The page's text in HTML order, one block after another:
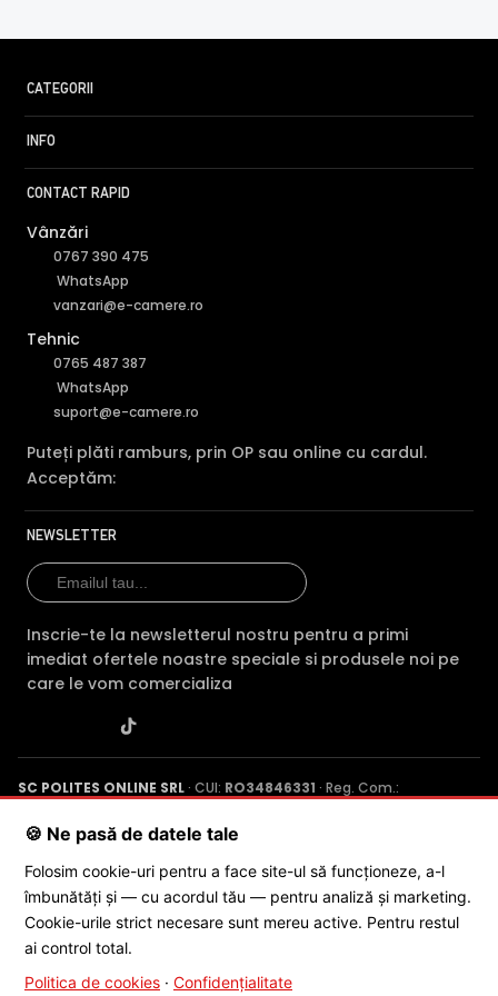
TEHNOLOGIA STARLIGHT
Camera HIKVISION DS-2CD2086G2H-I(2.8MM)(EF) este
dotata cu un senzor de imagine de ultima generatie:
SONY STARVIS, ce ii ofera camerei o sensibilitate extrem
de scazuta cu ajutorul careia camera poate oferi imagini
color in conditii de iluminare extrem de scazute.
In plus, si pe timpul zilei, in conditii de iluminare optime,
camerele din seria Dahua Starlight, ofera imagini de o
calitate exceptionala, cu o foarte mare gama de nuate.
2CD2086G2H-I(2.8MM)(EF), functie standard pentru
gama Starlight, ofera detalii chiar si in zone in care exista
contraste puternice de lumina.
SONY
LENTILA FIXA
Camera HIKVISION DS-2CD2086G2H-I(2.8MM)(EF)
reglat in momentul instalarii acesteia, fiind pretabila in
supravegherea generala a zonelor. Distanta focala este
de 2.8 mm, oferind un unghi orizontal de 105.1°.
CATEGORII
INFO
CONTACT RAPID
Vânzări
0767 390 475
WhatsApp
vanzari@e-camere.ro
Tehnic
0765 487 387
WhatsApp
suport@e-camere.ro
Puteți plăti ramburs, prin OP sau online cu cardul.
Acceptăm:
NEWSLETTER
Inscrie-te la newsletterul nostru pentru a primi
imediat ofertele noastre speciale si produsele noi pe
care le vom comercializa
SC POLITES ONLINE SRL · CUI: RO34846331 · Reg. Com.:
Poenaru, Nr. 1, Craiova, Jud. Dolj ·
© 2026 SC POLITES ONLINE SRL
🍪 Ne pasă de datele tale
Folosim cookie-uri pentru a face site-ul să funcționeze, a-l
îmbunătăți și — cu acordul tău — pentru analiză și marketing.
Cookie-urile strict necesare sunt mereu active. Pentru restul
ai control total.
Politica de cookies · Confidențialitate